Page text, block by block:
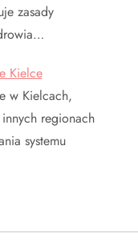
zasady
Kielce
w Kielcach,
regionach
systemu